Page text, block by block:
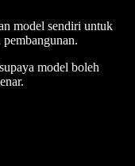
model sendiri untuk
model boleh